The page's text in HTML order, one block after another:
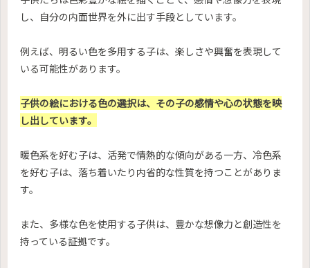
し、自分の内面世界を外に出す手段としています。
例えば、明るい色を多用する子は、楽しさや興奮を表現して
いる可能性があります。
子供の絵における色の選択は、その子の感情や心の状態を映
し出しています。
暖色系を好む子は、活発で情熱的な傾向がある一方、冷色系
を好む子は、落ち着いたり内省的な性質を持つことがありま
す。
また、多様な色を使用する子供は、豊かな想像力と創造性を
持っている証拠です。